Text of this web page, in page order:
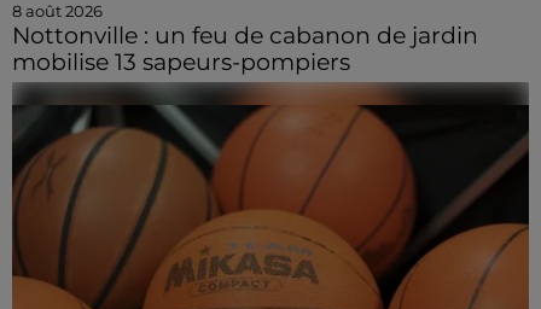
8 août 2026
Nottonville : un feu de cabanon de jardin
mobilise 13 sapeurs-pompiers